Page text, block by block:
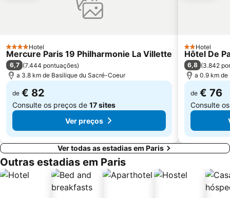
Galerias Lafayette Paris Haussmann
Gare de Lyon Metro Station
Montparnasse Train station
12th district Reuilly
Moulin Rouge
Gare de Neuilly - Porte Maillot Metro Station
4 Estrelas
Hotel
Mercure Paris 19 Philharmonie La Villette
6,7 (7.444 pontuações)
a 3.8 km de Basilique du Sacré-Coeur
de € 82
Consulte os preços de 17 sites
Ver preços
2 Estrelas
Hotel
Hôtel De
6,8 (3.842
a 0.9 km
de € 76
Consulte
Ver todas as estadias em Paris
Outras estadias em Paris